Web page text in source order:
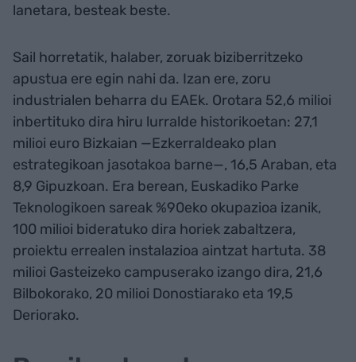
lanetara, besteak beste.
Sail horretatik, halaber, zoruak biziberritzeko
apustua ere egin nahi da. Izan ere, zoru
industrialen beharra du EAEk. Orotara 52,6 milioi
inbertituko dira hiru lurralde historikoetan: 27,1
milioi euro Bizkaian —Ezkerraldeako plan
estrategikoan jasotakoa barne—, 16,5 Araban, eta
8,9 Gipuzkoan. Era berean, Euskadiko Parke
Teknologikoen sareak %90eko okupazioa izanik,
100 milioi bideratuko dira horiek zabaltzera,
proiektu errealen instalazioa aintzat hartuta. 38
milioi Gasteizeko campuserako izango dira, 21,6
Bilbokorako, 20 milioi Donostiarako eta 19,5
Deriorako.